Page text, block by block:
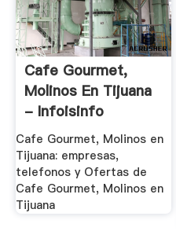
Cafe Gourmet,
Molinos En Tijuana
- Infoisinfo
Cafe Gourmet, Molinos en
Tijuana: empresas,
telefonos y Ofertas de
Cafe Gourmet, Molinos en
Tijuana